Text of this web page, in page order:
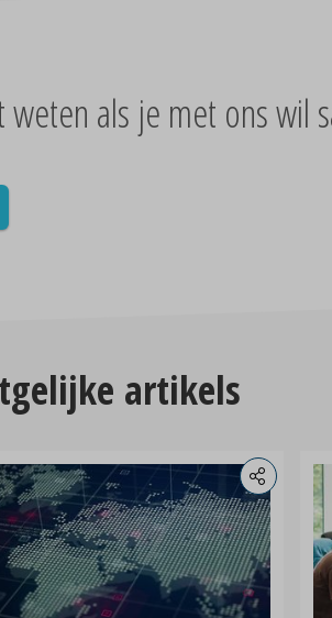
weten als je met ons wil
artikels